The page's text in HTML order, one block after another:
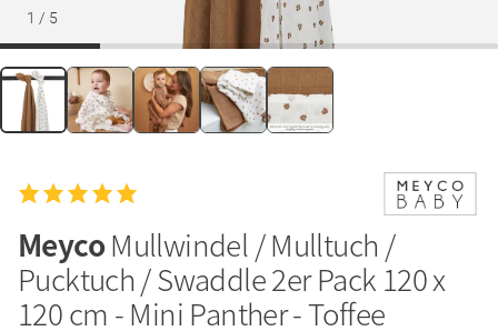
1 / 5
MeycoMullwindel / Mulltuch /
Pucktuch / Swaddle 2er Pack 120 x
120 cm - Mini Panther - Toffee